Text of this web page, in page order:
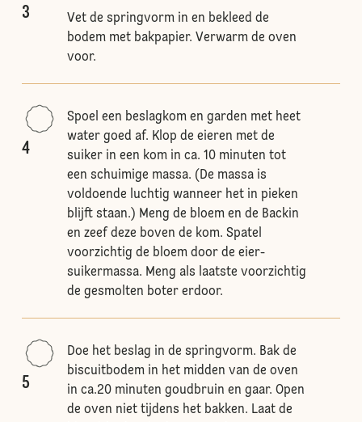
3
Vet de springvorm in en bekleed de
bodem met bakpapier. Verwarm de oven
voor.
4
Spoel een beslagkom en garden met heet
water goed af. Klop de eieren met de
suiker in een kom in ca. 10 minuten tot
een schuimige massa. (De massa is
voldoende luchtig wanneer het in pieken
blijft staan.) Meng de bloem en de Backin
en zeef deze boven de kom. Spatel
voorzichtig de bloem door de eier-
suikermassa. Meng als laatste voorzichtig
de gesmolten boter erdoor.
5
Doe het beslag in de springvorm. Bak de
biscuitbodem in het midden van de oven
in ca.20 minuten goudbruin en gaar. Open
de oven niet tijdens het bakken. Laat de